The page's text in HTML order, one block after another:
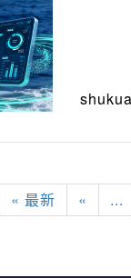
« 最新 « ...